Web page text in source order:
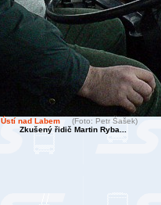
Ústí nad Labem
(Foto: Petr Šašek)
Zkušený řidič Martin Ryba...